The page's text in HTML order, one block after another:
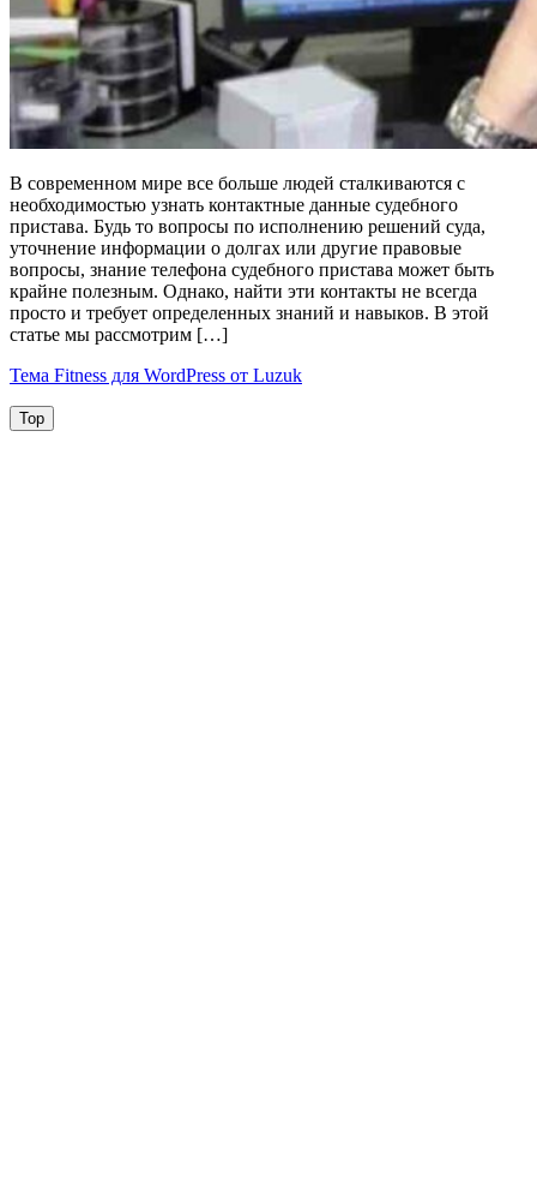
найти
телефон
судебного
пристава
по
фамилии
В современном мире все больше людей сталкиваются с
необходимостью узнать контактные данные судебного
пристава. Будь то вопросы по исполнению решений суда,
уточнение информации о долгах или другие правовые
вопросы, знание телефона судебного пристава может быть
крайне полезным. Однако, найти эти контакты не всегда
просто и требует определенных знаний и навыков. В этой
статье мы рассмотрим […]
Тема Fitness для WordPress от Luzuk
Top